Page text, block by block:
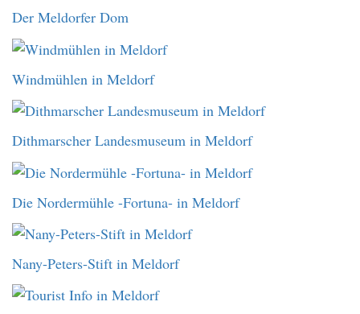
Der Meldorfer Dom
Windmühlen in Meldorf
Dithmarscher Landesmuseum in Meldorf
Die Nordermühle -Fortuna- in Meldorf
Nany-Peters-Stift in Meldorf